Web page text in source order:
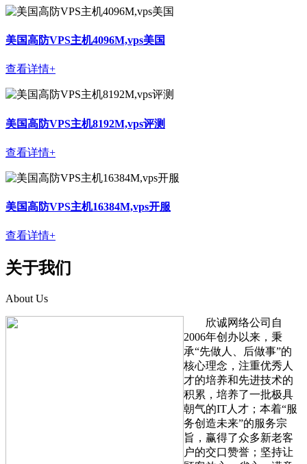
美国高防VPS主机4096M,vps美国
查看详情+
美国高防VPS主机8192M,vps评测
查看详情+
美国高防VPS主机16384M,vps开服
查看详情+
关于我们
About Us
欣诚网络公司自
2006年创办以来，秉
承“先做人、后做事”的
核心理念，注重优秀人
才的培养和先进技术的
积累，培养了一批极具
朝气的IT人才；本着“服
务创造未来”的服务宗
旨，赢得了众多新老客
户的交口赞誉；坚持让